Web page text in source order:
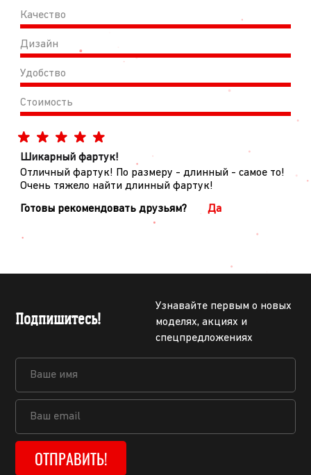
Качество
Дизайн
Удобство
Стоимость
Шикарный фартук!
Отличный фартук! По размеру - длинный - самое то!
Очень тяжело найти длинный фартук!
Готовы рекомендовать друзьям? Да
Подпишитесь!
Узнавайте первым о новых
моделях, акциях и
спецпредложениях
ОТПРАВИТЬ!